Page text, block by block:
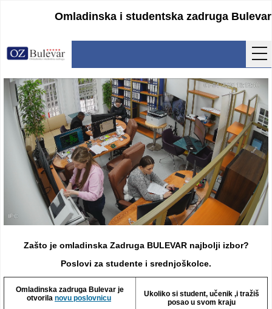
Omladinska i studentska zadruga Bulevar
Početna
Usluge
Uputstva
Cenovnik
Kontakt
Lokacija
Zašto je omladinska Zadruga BULEVAR najbolji izbor?
Poslovi za studente i srednjoškolce.
Omladinska zadruga Bulevar je
otvorila novu poslovnicu
Ukoliko si student, učenik ,i tražiš
posao u svom kraju